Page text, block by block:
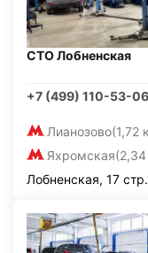
СТО Лобненская
+7 (499) 110-53-06
Лианозово(1,72
Яхромская
Лобненская, 17